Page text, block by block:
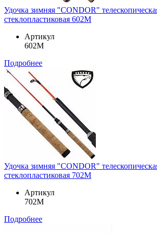
Удочка зимняя "CONDOR"
стеклопластиковая 602M
Артикул
602M
Подробнее
Удочка зимняя "CONDOR"
стеклопластиковая 702M
Артикул
702M
Подробнее